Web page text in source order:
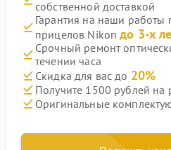
собственной доставкой
Гарантия на наши работы
прицелов Nikonдо 3-х
Срочный ремонт
течении часа
Скидка для вас до 20%
Получите 1500 рублей на
Оригинальные